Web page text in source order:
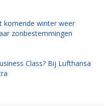
komende winter weer
zonbestemmingen
Class? Bij Lufthansa